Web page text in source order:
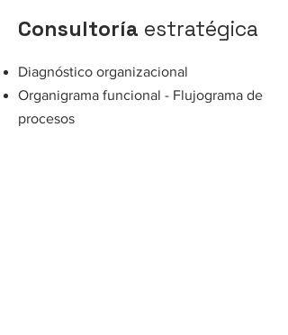
Consultoría estratégica
Diagnóstico organizacional
Organigrama funcional - Flujograma de
procesos